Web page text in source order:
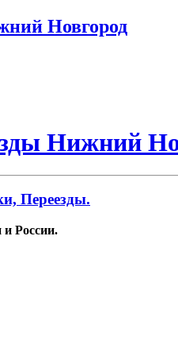
Новгород
Нижний
Переезды.
и России.